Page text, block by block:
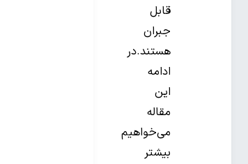
قابل
جبران
هستند.در
ادامه
این
مقاله
می‌خواهیم
بیشتر